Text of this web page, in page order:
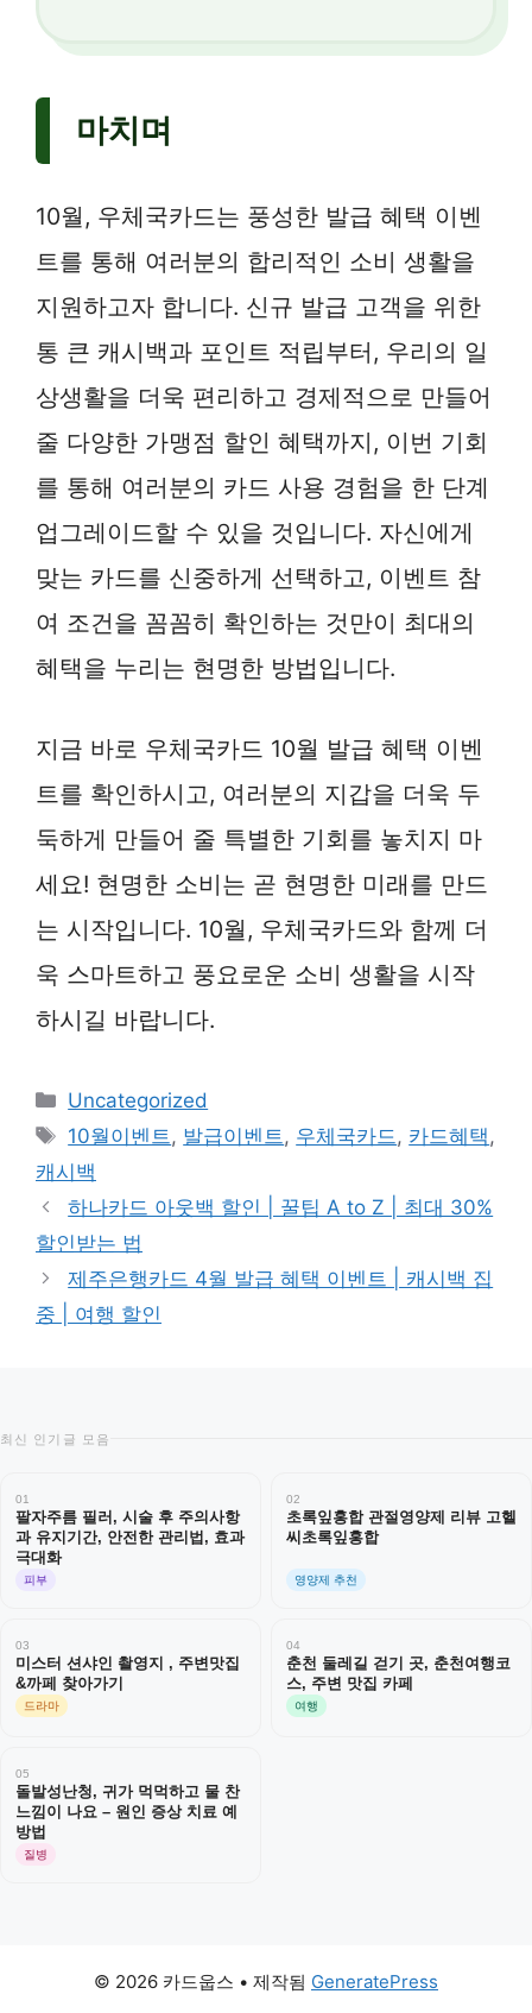
마치며
10월, 우체국카드는 풍성한 발급 혜택 이벤
트를 통해 여러분의 합리적인 소비 생활을
지원하고자 합니다. 신규 발급 고객을 위한
통 큰 캐시백과 포인트 적립부터, 우리의 일
상생활을 더욱 편리하고 경제적으로 만들어
줄 다양한 가맹점 할인 혜택까지, 이번 기회
를 통해 여러분의 카드 사용 경험을 한 단계
업그레이드할 수 있을 것입니다. 자신에게
맞는 카드를 신중하게 선택하고, 이벤트 참
여 조건을 꼼꼼히 확인하는 것만이 최대의
혜택을 누리는 현명한 방법입니다.
지금 바로 우체국카드 10월 발급 혜택 이벤
트를 확인하시고, 여러분의 지갑을 더욱 두
둑하게 만들어 줄 특별한 기회를 놓치지 마
세요! 현명한 소비는 곧 현명한 미래를 만드
는 시작입니다. 10월, 우체국카드와 함께 더
욱 스마트하고 풍요로운 소비 생활을 시작
하시길 바랍니다.
카
테
리
Uncategorized
태
그
10월이벤트 , 발급이벤트 , 우체국카드 , 카드혜택 ,
캐시백
하나카드 아웃백 할인 | 꿀팁 A to Z | 최대 30%
할인받는 법
제주은행카드 4월 발급 혜택 이벤트 | 캐시백 집
중 | 여행 할인
최신 인기글 모음
01
팔자주름 필러, 시술 후 주의사항
과 유지기간, 안전한 관리법, 효과
극대화
피부
02
초록잎홍합 관절영양제 리뷰 고헬
씨초록잎홍합
영양제 추천
03
미스터 션샤인 촬영지 , 주변맛집
&까페 찾아가기
드라마
04
춘천 둘레길 걷기 곳, 춘천여행코
스, 주변 맛집 카페
여행
05
돌발성난청, 귀가 먹먹하고 물 찬
느낌이 나요 – 원인 증상 치료 예
방법
질병
© 2026 카드웁스 • 제작됨 GeneratePress